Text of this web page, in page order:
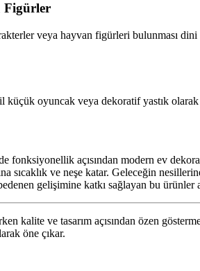
Figürler
veya hayvan figürleri bulunması
küçük oyuncak veya dekoratif yastık
fonksiyonellik açısından modern ev
sıcaklık ve neşe katar. Geleceğin
gelişimine katkı sağlayan bu
kalite ve tasarım açısından özen
öne çıkar.